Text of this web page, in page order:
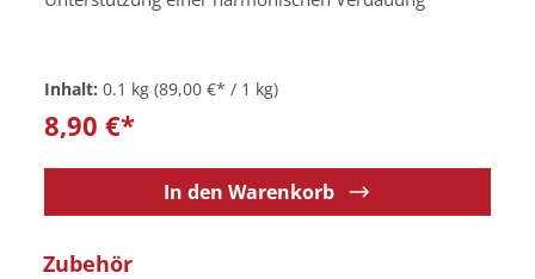
Inhalt: 0.1 kg (89,00 €* / 1 kg)
8,90 €*
In den Warenkorb
Produktgalerie überspringen
Zubehör